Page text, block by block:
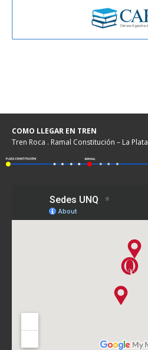
COMO LLEGAR EN TREN
Tren Roca . Ramal Constitución – La Plata